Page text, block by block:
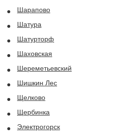
Шарапово
Шатура
Шатурторф
Шаховская
Шереметьевский
Шишкин Лес
Щелково
Щербинка
Электрогорск